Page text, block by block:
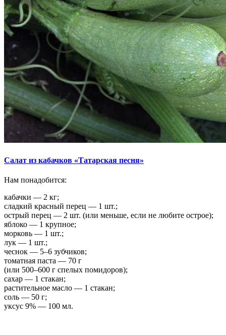
Салат из кабачков «Татарская песня»
Нам понадобится:
кабачки — 2 кг;
сладкий красный перец — 1 шт.;
острый перец — 2 шт. (или меньше, если не любите острое);
яблоко — 1 крупное;
морковь — 1 шт.;
лук — 1 шт.;
чеснок — 5–6 зубчиков;
томатная паста — 70 г
(или 500–600 г спелых помидоров);
сахар — 1 стакан;
растительное масло — 1 стакан;
соль — 50 г;
уксус 9% — 100 мл.